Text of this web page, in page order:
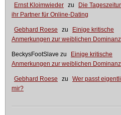
Ernst Kloimwieder zu
Die
ihr Partner für Online-Dating
Gebhard Roese zu
Einige kritische
Anmerkungen zur weiblichen Dominanz
BeckysFootSlave zu
Einige kritische
Anmerkungen zur weiblichen Dominanz
Gebhard Roese zu
Wer passt
mir?